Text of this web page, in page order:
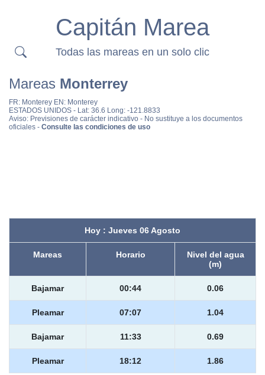
Capitán Marea
Todas las mareas en un solo clic
Mareas Monterrey
FR: Monterey EN: Monterey
ESTADOS UNIDOS - Lat: 36.6 Long: -121.8833
Aviso: Previsiones de carácter indicativo - No sustituye a los documentos
oficiales - Consulte las condiciones de uso
Hoy : Jueves 06 Agosto
Mareas Horario
Nivel del agua
(m)
Bajamar 00:44 0.06
Pleamar 07:07 1.04
Bajamar 11:33 0.69
Pleamar 18:12 1.86